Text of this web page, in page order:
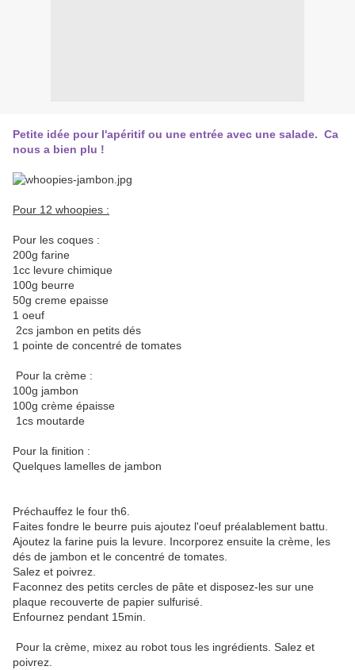
Petite idée pour l'apéritif ou une entrée avec une salade. Ca
nous a bien plu !
Pour 12 whoopies :
Pour les coques :
200g farine
1cc levure chimique
100g beurre
50g creme epaisse
1 oeuf
2cs jambon en petits dés
1 pointe de concentré de tomates
Pour la crème :
100g jambon
100g crème épaisse
1cs moutarde
Pour la finition :
Quelques lamelles de jambon
Préchauffez le four th6.
Faites fondre le beurre puis ajoutez l'oeuf préalablement battu.
Ajoutez la farine puis la levure. Incorporez ensuite la crème, les
dés de jambon et le concentré de tomates.
Salez et poivrez.
Faconnez des petits cercles de pâte et disposez-les sur une
plaque recouverte de papier sulfurisé.
Enfournez pendant 15min.
Pour la crème, mixez au robot tous les ingrédients. Salez et
poivrez.